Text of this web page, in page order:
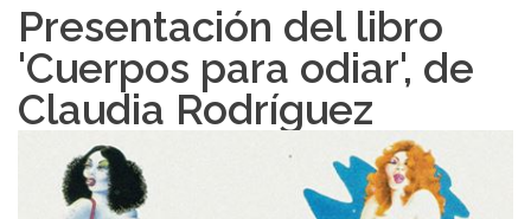
Presentación del libro
'Cuerpos para odiar', de
Claudia Rodríguez